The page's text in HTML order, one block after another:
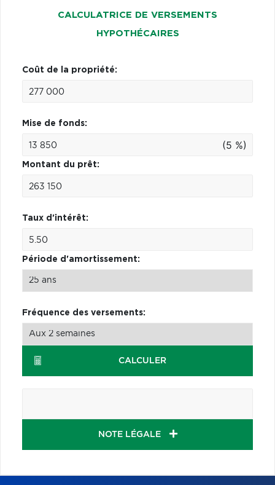
CALCULATRICE DE VERSEMENTS
HYPOTHÉCAIRES
Coût de la propriété:
Mise de fonds:
(5 %)
Montant du prêt:
Taux d'intérêt:
Période d'amortissement:
Fréquence des versements:
CALCULER
NOTE LÉGALE